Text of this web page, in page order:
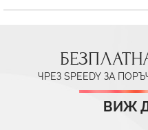
ЧРЕЗ SPEEDY ЗА
ВИЖ